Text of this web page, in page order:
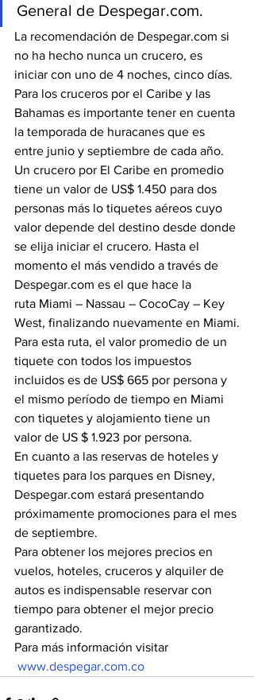
General de Despegar.com.
La recomendación de Despegar.com si
no ha hecho nunca un crucero, es
iniciar con uno de 4 noches, cinco días.
Para los cruceros por el Caribe y las
Bahamas es importante tener en cuenta
la temporada de huracanes que es
entre junio y septiembre de cada año.
Un crucero por El Caribe en promedio
tiene un valor de US$ 1.450 para dos
personas más lo tiquetes aéreos cuyo
valor depende del destino desde donde
se elija iniciar el crucero. Hasta el
momento el más vendido a través de
Despegar.com es el que hace la
ruta Miami – Nassau – CocoCay – Key
West, finalizando nuevamente en Miami.
Para esta ruta, el valor promedio de un
tiquete con todos los impuestos
incluidos es de US$ 665 por persona y
el mismo período de tiempo en Miami
con tiquetes y alojamiento tiene un
valor de US $ 1.923 por persona.
En cuanto a las reservas de hoteles y
tiquetes para los parques en Disney,
Despegar.com estará presentando
próximamente promociones para el mes
de septiembre.
Para obtener los mejores precios en
vuelos, hoteles, cruceros y alquiler de
autos es indispensable reservar con
tiempo para obtener el mejor precio
garantizado.
Para más información visitar
www.despegar.com.co